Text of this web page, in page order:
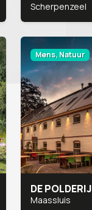
Scherpenzeel
Mens, Natuur
DE POLDERIJ
Maassluis